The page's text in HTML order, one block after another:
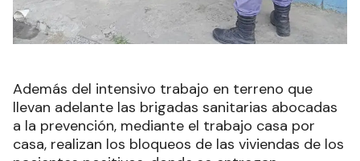
Además del intensivo trabajo en terreno que
llevan adelante las brigadas sanitarias abocadas
a la prevención, mediante el trabajo casa por
casa, realizan los bloqueos de las viviendas de los